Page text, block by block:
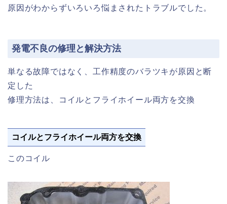
原因がわからずいろいろ悩まされたトラブルでした。
発電不良の修理と解決方法
単なる故障ではなく、工作精度のバラツキが原因と断
定した
修理方法は、コイルとフライホイール両方を交換
コイルとフライホイール両方を交換
このコイル